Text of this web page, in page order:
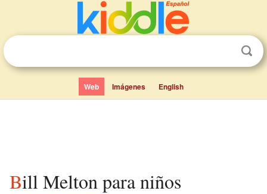
Web Imágenes English
Bill Melton para niños